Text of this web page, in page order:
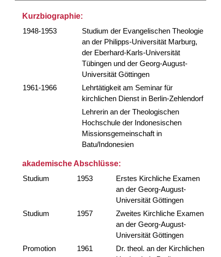
Kurzbiographie:
1948-1953
Studium der Evangelischen Theologie
an der Philipps-Universität Marburg,
der Eberhard-Karls-Universität
Tübingen und der Georg-August-
Universität Göttingen
1961-1966
Lehrtätigkeit am Seminar für
kirchlichen Dienst in Berlin-Zehlendorf
Lehrerin an der Theologischen
Hochschule der Indonesischen
Missionsgemeinschaft in
Batu/Indonesien
akademische Abschlüsse:
Studium
1953
Erstes Kirchliche Examen
an der Georg-August-
Universität Göttingen
Studium
1957
Zweites Kirchliche Examen
an der Georg-August-
Universität Göttingen
Promotion
1961
Dr. theol. an der Kirchlichen